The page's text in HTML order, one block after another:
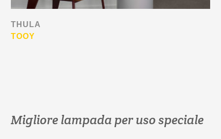
THULA
TOOY
Migliore lampada per uso speciale